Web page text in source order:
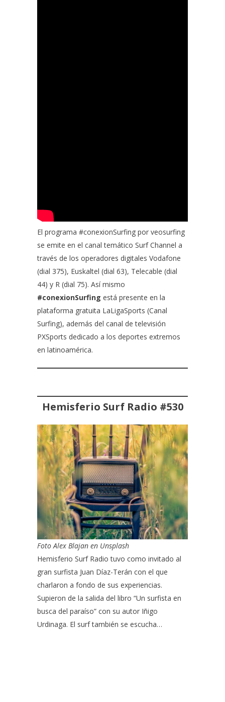
El programa #conexionSurfing por veosurfing
se emite en el canal temático Surf Channel a
través de los operadores digitales Vodafone
(dial 375), Euskaltel (dial 63), Telecable (dial
44) y R (dial 75). Así mismo
#conexionSurfing está presente en la
plataforma gratuita LaLigaSports (Canal
Surfing), además del canal de televisión
PXSports dedicado a los deportes extremos
en latinoamérica.
Hemisferio Surf Radio #530
FotoAlex Blajan en Unsplash
Hemisferio Surf Radio tuvo como invitado al
gran surfista Juan Díaz-Terán con el que
charlaron a fondo de sus experiencias.
Supieron de la salida del libro “Un surfista en
busca del paraíso” con su autor Iñigo
Urdinaga. El surf también se escucha…